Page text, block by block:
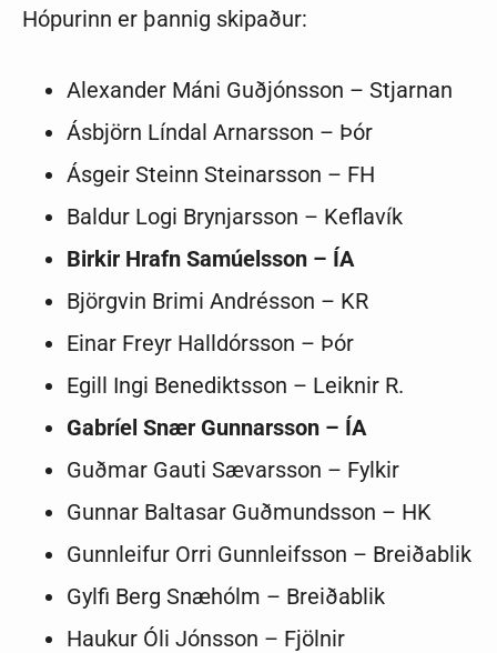
Hópurinn er þannig skipaður:
Alexander Máni Guðjónsson – Stjarnan
Ásbjörn Líndal Arnarsson – Þór
Ásgeir Steinn Steinarsson – FH
Baldur Logi Brynjarsson – Keflavík
Birkir Hrafn Samúelsson – ÍA
Björgvin Brimi Andrésson – KR
Einar Freyr Halldórsson – Þór
Egill Ingi Benediktsson – Leiknir R.
Gabríel Snær Gunnarsson – ÍA
Guðmar Gauti Sævarsson – Fylkir
Gunnar Baltasar Guðmundsson – HK
Gunnleifur Orri Gunnleifsson – Breiðablik
Gylfi Berg Snæhólm – Breiðablik
Haukur Óli Jónsson – Fjölnir